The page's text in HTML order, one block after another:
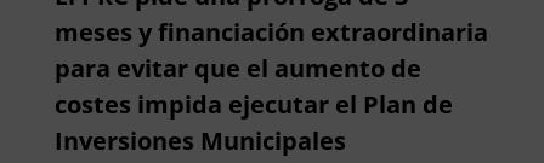
meses y financiación extraordinaria
para evitar que el aumento de
costes impida ejecutar el Plan de
Inversiones Municipales